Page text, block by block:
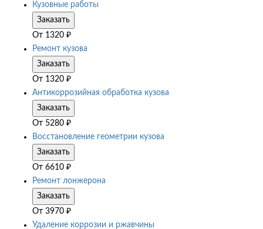
Кузовные работы
Заказать
От 1320 ₽
Ремонт кузова
Заказать
От 1320 ₽
Антикоррозийная обработка кузова
Заказать
От 5280 ₽
Восстановление геометрии кузова
Заказать
От 6610 ₽
Ремонт лонжерона
Заказать
От 3970 ₽
Удаление коррозии и ржавчины